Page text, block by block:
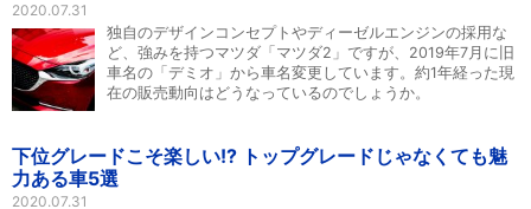
2020.07.31
独自のデザインコンセプトやディーゼルエンジンの採用な
ど、強みを持つマツダ「マツダ2」ですが、2019年7月に旧
車名の「デミオ」から車名変更しています。約1年経った現
在の販売動向はどうなっているのでしょうか。
下位グレードこそ楽しい!? トップグレードじゃなくても魅
力ある車5選
2020.07.31